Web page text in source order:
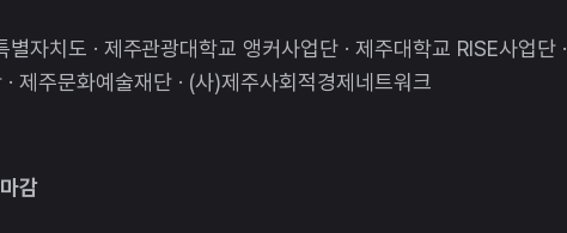
별자치도 · 제주관광대학교 앵커사업단 · 제주대학교 RISE사업단 ·
제주문화예술재단 · (사)제주사회적경제네트워크
감